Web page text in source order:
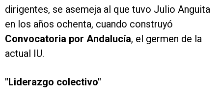
dirigentes, se asemeja al que tuvo Julio Anguita
en los años ochenta, cuando construyó
Convocatoria por Andalucía, el germen de la
actual IU.
"Liderazgo colectivo"